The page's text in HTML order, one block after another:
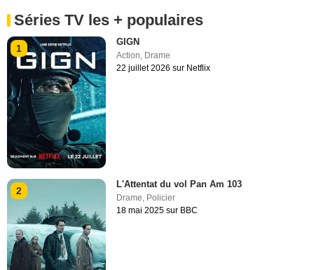
Séries TV les + populaires
1
GIGN
Action Drame
22 juillet 2026 sur Netflix
2
L'Attentat du vol Pan Am 103
Drame, Policier
18 mai 2025 sur BBC